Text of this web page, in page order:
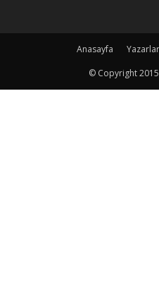
Anasayfa Yazarlar
© Copyright